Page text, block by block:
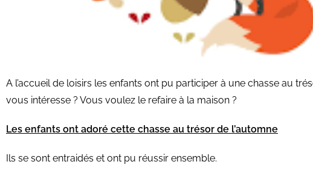
A l’accueil de loisirs les enfants ont pu participer à une chasse au
vous intéresse ? Vous voulez le refaire à la maison ?
Les enfants ont adoré cette chasse au trésor de l’automne
Ils se sont entraidés et ont pu réussir ensemble.